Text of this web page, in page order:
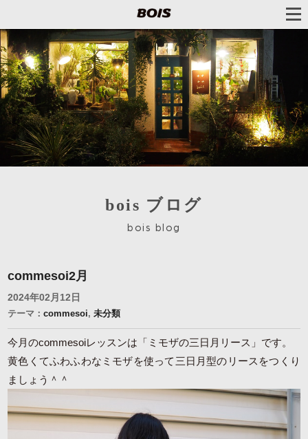
bois ブログ
bois blog
commesoi2月
2024年02月12日
テーマ：commesoi,未分類
今月のcommesoiレッスンは「ミモザの三日月リース」です。
黄色くてふわふわなミモザを使って三日月型のリースをつくり
ましょう＾＾